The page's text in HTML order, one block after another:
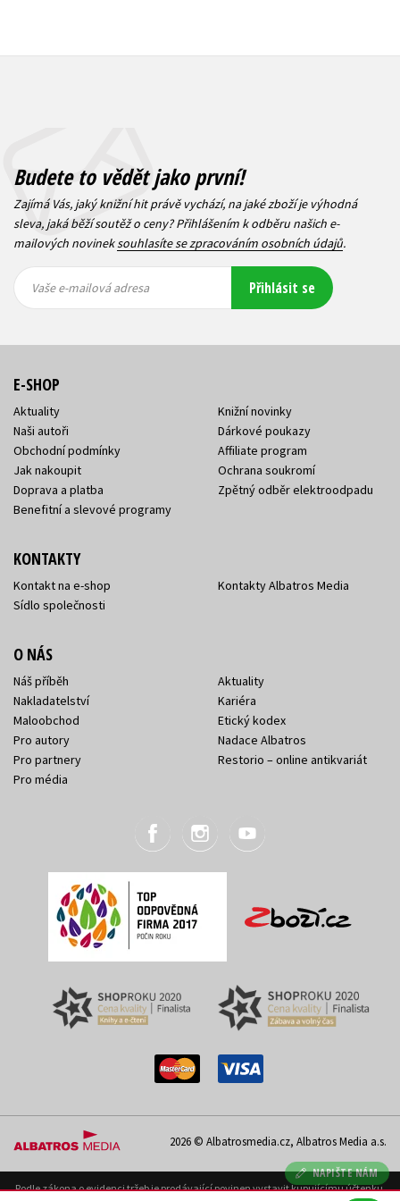
NAPIŠTE NÁM
Budete to vědět jako první!
Zajímá Vás, jaký knižní hit právě vychází, na jaké zboží je výhodná
sleva, jaká běží soutěž o ceny? Přihlášením k odběru našich e-
mailových novineksouhlasíte se zpracováním osobních údajů.
mailová
mailová
Vaše e-mailová adresa Přihlásit se
E-SHOP
Aktuality
Naši autoři
Obchodní podmínky
Jak nakoupit
Doprava a platba
Benefitní a slevové programy
Knižní novinky
Dárkové poukazy
Affiliate program
Ochrana soukromí
Zpětný odběr elektroodpadu
KONTAKTY
Kontakt na e-shop
Sídlo společnosti
Kontakty Albatros Media
O NÁS
Náš příběh
Nakladatelství
Maloobchod
Pro autory
Pro partnery
Pro média
Aktuality
Kariéra
Etický kodex
Nadace Albatros
Restorio – online antikvariát
2026 © Albatrosmedia.cz, Albatros Media a.s.
Podle zákona o evidenci tržeb je prodávající povinen vystavit kupujícímu účtenku.